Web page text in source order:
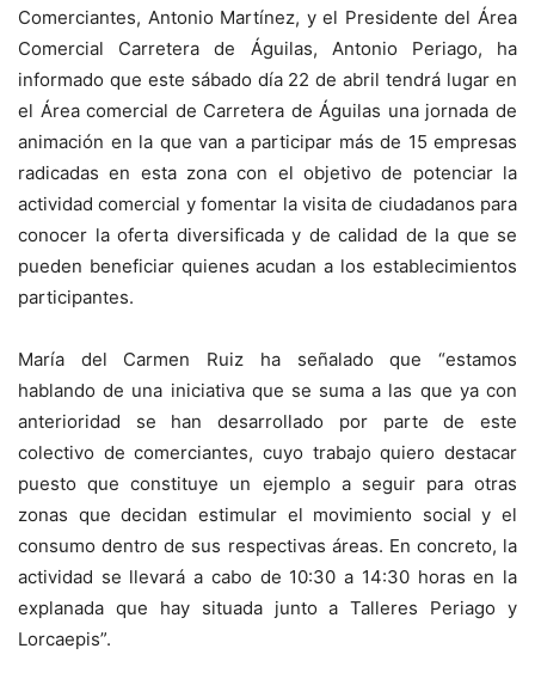
Comerciantes, Antonio Martínez, y el Presidente del Área
Comercial Carretera de Águilas, Antonio Periago, ha
informado que este sábado día 22 de abril tendrá lugar en
el Área comercial de Carretera de Águilas una jornada de
animación en la que van a participar más de 15 empresas
radicadas en esta zona con el objetivo de potenciar la
actividad comercial y fomentar la visita de ciudadanos para
conocer la oferta diversificada y de calidad de la que se
pueden beneficiar quienes acudan a los establecimientos
participantes.
María del Carmen Ruiz ha señalado que “estamos
hablando de una iniciativa que se suma a las que ya con
anterioridad se han desarrollado por parte de este
colectivo de comerciantes, cuyo trabajo quiero destacar
puesto que constituye un ejemplo a seguir para otras
zonas que decidan estimular el movimiento social y el
consumo dentro de sus respectivas áreas. En concreto, la
actividad se llevará a cabo de 10:30 a 14:30 horas en la
explanada que hay situada junto a Talleres Periago y
Lorcaepis”.